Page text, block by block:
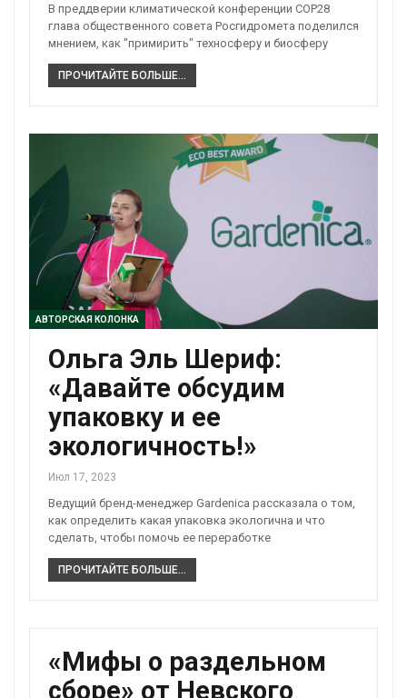
В преддверии климатической конференции COP28
глава общественного совета Росгидромета поделился
мнением, как "примирить" техносферу и биосферу
ПРОЧИТАЙТЕ БОЛЬШЕ...
АВТОРСКАЯ КОЛОНКА
Ольга Эль Шериф:
«Давайте обсудим
упаковку и ее
экологичность!»
Июл 17, 2023
Ведущий бренд-менеджер Gardenica рассказала о том,
как определить какая упаковка экологична и что
сделать, чтобы помочь ее переработке
ПРОЧИТАЙТЕ БОЛЬШЕ...
«Мифы о раздельном
сборе» от Невского